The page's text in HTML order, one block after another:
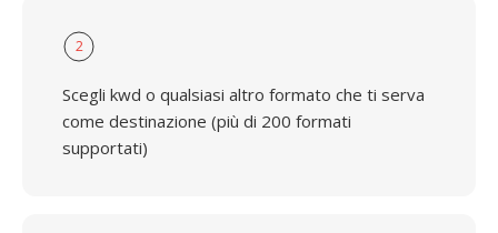
2
Scegli kwd o qualsiasi altro formato che ti serva
come destinazione (più di 200 formati
supportati)